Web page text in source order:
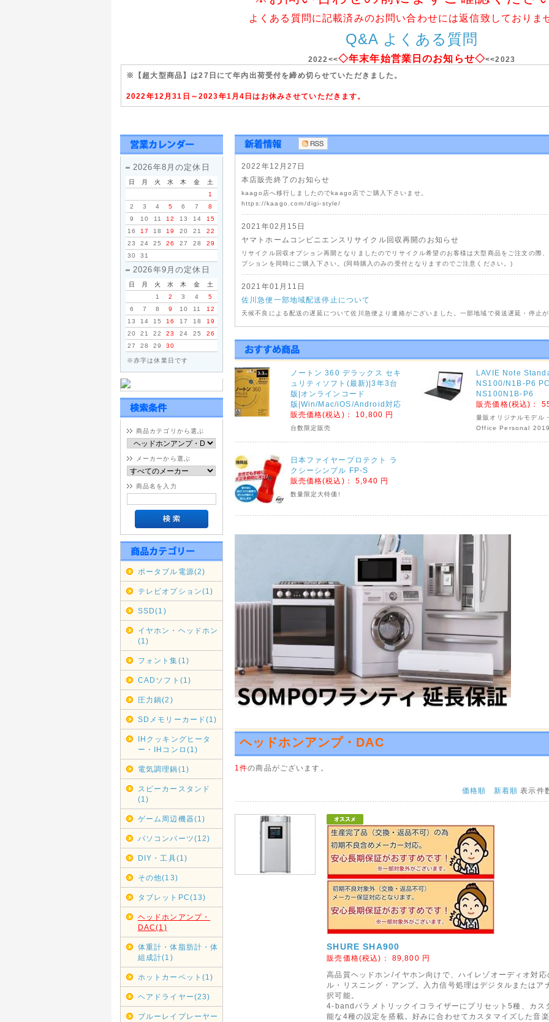
よくある質問に記載済みのお問い合わせには返信致しておりま
Q&A よくある質問
2022<<◇年末年始営業日のお知らせ◇<<2023
※【超大型商品】は27日にて年内出荷受付を締め切らせていただきました。
2022年12月31日～2023年1月4日はお休みさせていただきます。
2026年8月の定休日
日 月 火 水 木 金
土
1
2
3 4 5 6 7
8
9
10 11 12 13 14
15
16
17 18 19 20 21
22
23
24 25 26 27 28
29
30
31
2026年9月の定休日
日 月 火 水 木 金
土
1
2 3 4
5
6
7 8 9 10 11
12
13
14 15 16 17 18
19
20
21 22 23 24 25
26
27
28 29 30
※赤字は休業日です
商品カテゴリから選ぶ
メーカーから選ぶ
商品名を入力
ポータブル電源(2)
テレビオプション(1)
SSD(1)
イヤホン・ヘッドホン
(1)
フォント集(1)
CADソフト(1)
圧力鍋(2)
SDメモリーカード(1)
IHクッキングヒータ
ー・IHコンロ(1)
電気調理鍋(1)
スピーカースタンド
(1)
ゲーム周辺機器(1)
パソコンパーツ(12)
DIY・工具(1)
その他(13)
タブレットPC(13)
ヘッドホンアンプ・
DAC(1)
体重計・体脂肪計・体
組成計(1)
ホットカーペット(1)
ヘアドライヤー(23)
ブルーレイプレーヤー
2022年12月27日
本店販売終了のお知らせ
kaago店へ移行しましたのでkaago店でご購入下さいませ。
https://kaago.com/digi-style/
2021年02月15日
ヤマトホームコンビニエンスリサイクル回収再開のお知らせ
リサイクル回収オプション再開となりましたのでリサイクル希望のお客様は大型商品をご注文の際、
プションを同時にご購入下さい。(同時購入のみの受付となりますのでご注意ください。)
2021年01月11日
佐川急便一部地域配送停止について
天候不良による配送の遅延について佐川急便より連絡がございました。一部地域で発送遅延・停止
2020年09月04日
台風10号の影響による荷物のお届けについて
ヤマトホームコンビニエンス・佐川急便より下記の期間集荷・配達停止の連絡がございましたのでご
際はよくご確認くださいませ。
ヤマトホームコンビニエンス
※大型・超大型商品対象
宮城県・鹿児島県全域 9月5日(土)16時～9月7日(月)終日
期間変更の可能性もございますので予めご了承くださいませ。
佐川急便の集荷・配達停止期間
通常商品対象
期間変更の可能性もございますので予めご了承くださいませ。
沖縄・北海道・離島の代引き終了のお知らせ
本日2020/07/16をもちまして沖縄・北海道・離島の代引き注文を終了とさせていただきます。
縄・北海道・離島からのご注文による受け吊拒否があまりにも多い為、配送料金負担が看過できない
その為上記地域からの代引きでのご注文は、キャンセルさせて頂きますのであしからずご了承くださ
銀行振り込みでのご注文は受け付け致しております。
2020年05月01日
リサイクル回収業務一時休止のお知らせ
契約配送業者ヤマトホームコンビニエンスのリサイクル業務一時休止を受けまして、弊社では現在リ
再開次第お知らせいたします。
2019年12月16日
年末年始休業日
尚、大型商品・超大型商品は27日にて年内出荷受付を締め切らせていただきました。
2019年05月16日
G20大阪サミット開催に伴い
G20大阪サミット開催に伴い、2019年6月24日(月)から7月3日(水)までの交通規制がございます。
2019年6月24日(月)から7月3日(水)のご注文は、翌着指定をされましても届かない可能性が高いと各
者より連絡がございましたのでご指定されましても届かない場合がございます。なお、時間指定も出
んのであしからずご了承ください。
みずほ銀行取扱い終了のお知らせ
みずほ銀行取扱い終了いたしましたので三井住友銀行、楽天銀行を
GW中は休業日が増えておりますのでご購入の前にカレンダーをご確認ください。
休業日は完全休業となりますので一切の業務は行いません。
お急ぎの方は、早めのご入金・ご注文をお勧め致します。
ノートン 360 デラックス セキ
ュリティソフト(最新)|3年3台
版|オンラインコード
版|Win/Mac/iOS/Android対応
販売価格(税込)： 10,800 円
台数限定販売
LAVIE Note
NS100/N1B-P6
NS100N1B-P6
販売価格(税込)：
量販オリジナルモデル
Office Personal 2019
日本ファイヤープロテクト ラ
クシーシンプル FP-S
販売価格(税込)：5,940 円
数量限定大特価!
ヘッドホンアンプ・DAC
1件の商品がございます。
価格順 新着順 表示件
SHURE SHA900
販売価格(税込)： 89,800 円
高品質ヘッドホン/イヤホン向けで、ハイレゾオーディオ対応
ル・リスニング・アンプ。入力信号処理はデジタルまたはア
択可能。
4-bandパラメトリックイコライザーにプリセット5種、カス
能な4種の設定を搭載。好みに合わせてカスタマイズした音